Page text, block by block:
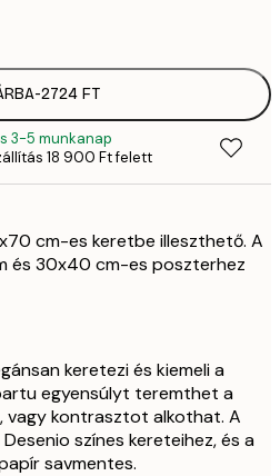
-2724 FT
3-5 munkanap
18 900 Ft felett
cm-es keretbe illeszthető. A
és 30x40 cm-es poszterhez
keretezi és kiemeli a
egyensúlyt teremthet a
kontrasztot alkothat. A
színes kereteihez, és a
savmentes.